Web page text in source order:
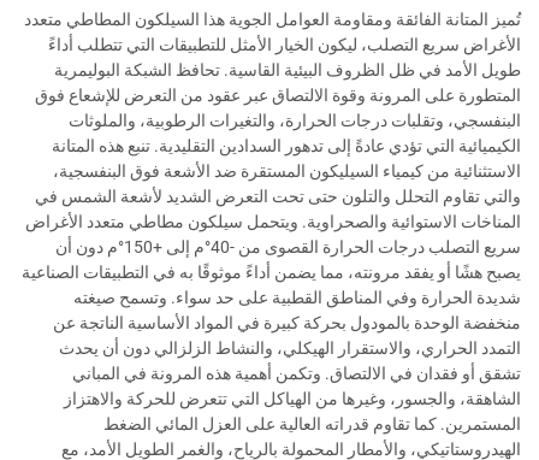
تُميز المتانة الفائقة ومقاومة العوامل الجوية هذا السيلكون المطاطي متعدد
الأغراض سريع التصلب، ليكون الخيار الأمثل للتطبيقات التي تتطلب أداءً
طويل الأمد في ظل الظروف البيئية القاسية. تحافظ الشبكة البوليمرية
المتطورة على المرونة وقوة الالتصاق عبر عقود من التعرض للإشعاع فوق
البنفسجي، وتقلبات درجات الحرارة، والتغيرات الرطوبية، والملوثات
الكيميائية التي تؤدي عادةً إلى تدهور السدادين التقليدية. تنبع هذه المتانة
الاستثنائية من كيمياء السيليكون المستقرة ضد الأشعة فوق البنفسجية،
والتي تقاوم التحلل والتلون حتى تحت التعرض الشديد لأشعة الشمس في
المناخات الاستوائية والصحراوية. ويتحمل سيلكون مطاطي متعدد الأغراض
سريع التصلب درجات الحرارة القصوى من -40°م إلى +150°م دون أن
يصبح هشًا أو يفقد مرونته، مما يضمن أداءً موثوقًا به في التطبيقات الصناعية
شديدة الحرارة وفي المناطق القطبية على حد سواء. وتسمح صيغته
منخفضة الوحدة بالمودول بحركة كبيرة في المواد الأساسية الناتجة عن
التمدد الحراري، والاستقرار الهيكلي، والنشاط الزلزالي دون أن يحدث
تشقق أو فقدان في الالتصاق. وتكمن أهمية هذه المرونة في المباني
الشاهقة، والجسور، وغيرها من الهياكل التي تتعرض للحركة والاهتزاز
المستمرين. كما تقاوم قدراته العالية على العزل المائي الضغط
الهيدروستاتيكي، والأمطار المحمولة بالرياح، والغمر الطويل الأمد، مع